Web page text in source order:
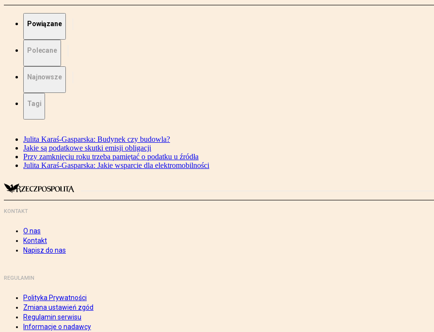
Powiązane
Polecane
Najnowsze
Tagi
Julita Karaś-Gasparska: Budynek czy budowla?
Jakie są podatkowe skutki emisji obligacji
Przy zamknięciu roku trzeba pamiętać o podatku u źródła
Julita Karaś-Gasparska: Jakie wsparcie dla elektromobilności
KONTAKT
O nas
Kontakt
Napisz do nas
REGULAMIN
Polityka Prywatności
Zmiana ustawień zgód
Regulamin serwisu
Informacje o nadawcy